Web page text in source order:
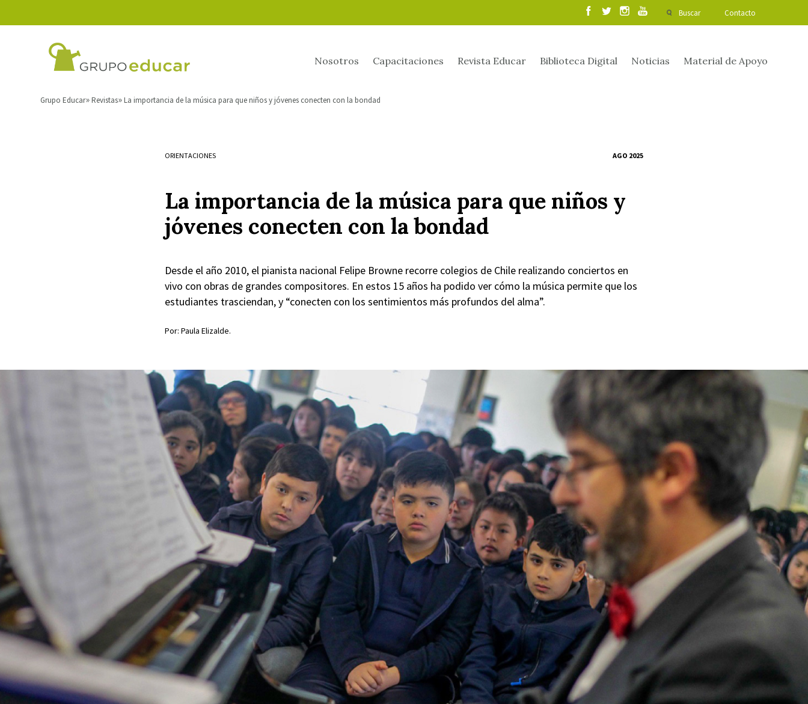
Buscar Contacto
Nosotros Capacitaciones Revista Educar Biblioteca Digital Noticias Material de Apoyo
Grupo Educar Revistas La importancia de la música para que niños y jóvenes conecten con la bondad
ORIENTACIONES AGO 2025
La importancia de la música para que niños y
jóvenes conecten con la bondad
Desde el año 2010, el pianista nacional Felipe Browne recorre colegios de Chile realizando conciertos en
vivo con obras de grandes compositores. En estos 15 años ha podido ver cómo la música permite que los
estudiantes trasciendan, y “conecten con los sentimientos más profundos del alma”.
Por: Paula Elizalde.